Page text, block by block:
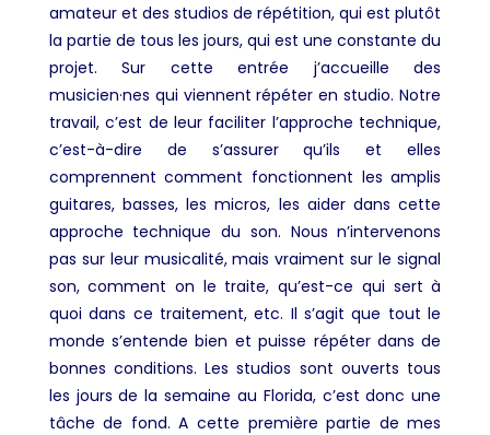
amateur et des studios de répétition, qui est plutôt
la partie de tous les jours, qui est une constante du
projet. Sur cette entrée j’accueille des
musicien·nes qui viennent répéter en studio. Notre
travail, c’est de leur faciliter l’approche technique,
c’est-à-dire de s’assurer qu’ils et elles
comprennent comment fonctionnent les amplis
guitares, basses, les micros, les aider dans cette
approche technique du son. Nous n’intervenons
pas sur leur musicalité, mais vraiment sur le signal
son, comment on le traite, qu’est-ce qui sert à
quoi dans ce traitement, etc. Il s’agit que tout le
monde s’entende bien et puisse répéter dans de
bonnes conditions. Les studios sont ouverts tous
les jours de la semaine au Florida, c’est donc une
tâche de fond. A cette première partie de mes